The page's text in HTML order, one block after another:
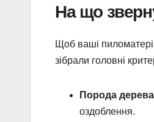
На що
Щоб ваші
зібрали головні
Порода дерева
оздоблення.